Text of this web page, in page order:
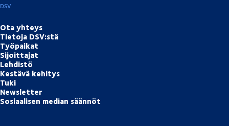
DSV
Ota yhteys
Tietoja DSV:stä
Työpaikat
Sijoittajat
Lehdistö
Kestävä kehitys
Tuki
Newsletter
Sosiaalisen median säännöt